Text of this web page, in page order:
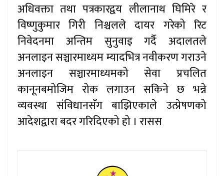
अधिवक्ता तथा पत्रकारद्वय लीलानाथ घिमिरे र
विष्णुकुमार गिरी निश्चलले दायर गरेको रिट
निवेदनमा अन्तिम सुनुवाइ गर्दै अदालतले
अनलाइन सञ्चारमाध्यम म्यादभित्र नवीकरण गराउने
अनलाइन सञ्चारमाध्यमको सेवा प्रचलित
कानूनबमोजिम रोक लगाउन सकिने छ भन्ने
व्यवस्था संविधानसँग बाझिएकाले उत्प्रेषणको
आदेशद्वारा बदर गरिदिएको हो । रासस